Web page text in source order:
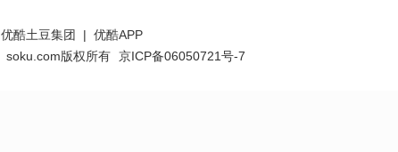
优酷土豆集团 | 优酷APP
soku.com版权所有 京ICP备06050721号-7